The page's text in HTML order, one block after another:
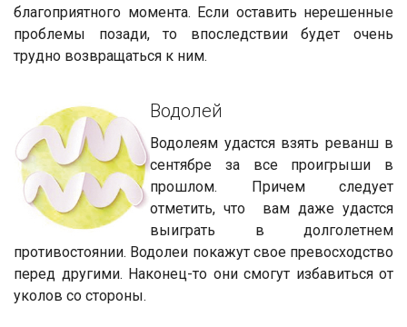
благоприятного момента. Если оставить нерешенные
проблемы позади, то впоследствии будет очень
трудно возвращаться к ним.
Водолей
Водолеям удастся взять реванш в
сентябре за все проигрыши в
прошлом. Причем следует
отметить, что вам даже удастся
выиграть в долголетнем
противостоянии. Водолеи покажут свое превосходство
перед другими. Наконец-то они смогут избавиться от
уколов со стороны.